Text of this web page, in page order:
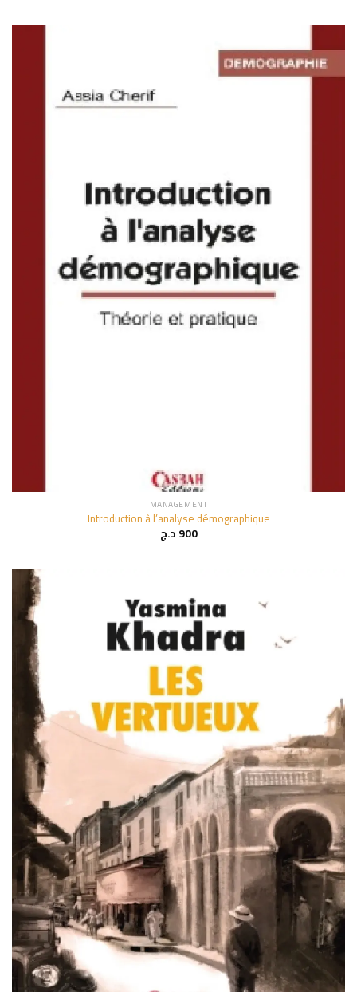
MANAGEMENT
Introduction à l’analyse démographique
900د.ج